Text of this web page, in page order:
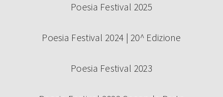
Poesia Festival 2025
Poesia Festival 2024 | 20^ Edizione
Poesia Festival 2023